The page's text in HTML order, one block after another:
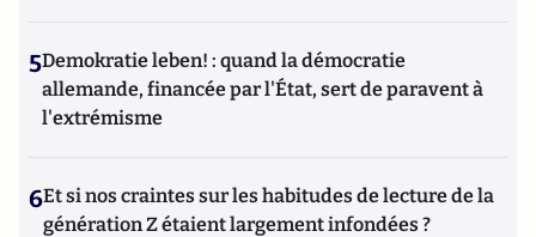
5Demokratie leben! : quand la démocratie
allemande, financée par l'État, sert de paravent à
l'extrémisme
6Et si nos craintes sur les habitudes de lecture de la
génération Z étaient largement infondées ?